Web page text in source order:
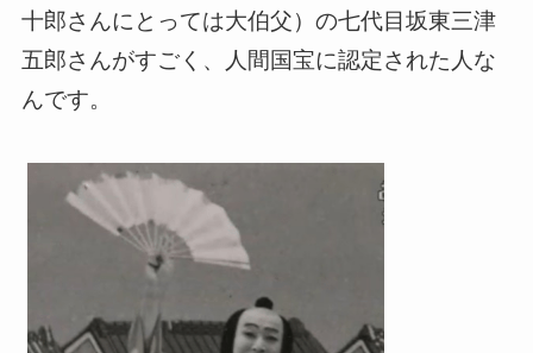
十郎さんにとっては大伯父）の七代目坂東三津
五郎さんがすごく、人間国宝に認定された人な
んです。